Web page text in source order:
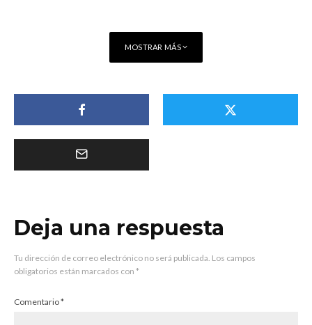
MOSTRAR MÁS
Deja una respuesta
Tu dirección de correo electrónico no será publicada. Los campos
obligatorios están marcados con *
Comentario*